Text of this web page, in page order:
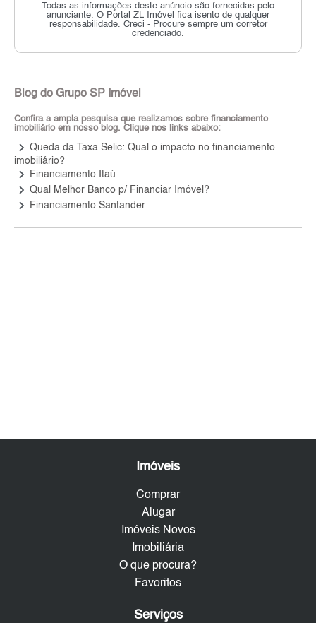
Todas as informações deste anúncio são fornecidas pelo
anunciante. O Portal ZL Imóvel fica isento de qualquer
responsabilidade. Creci - Procure sempre um corretor
credenciado.
Blog do Grupo SP Imóvel
Confira a ampla pesquisa que realizamos sobre financiamento
imobiliário em nosso blog. Clique nos links abaixo:
keyboard_arrow_right Queda da Taxa Selic: Qual o impacto no financiamento
imobiliário?
keyboard_arrow_right Financiamento Itaú
keyboard_arrow_right Qual Melhor Banco p/ Financiar Imóvel?
keyboard_arrow_right Financiamento Santander
Imóveis
Comprar
Alugar
Imóveis Novos
Imobiliária
O que procura?
Favoritos
Serviços